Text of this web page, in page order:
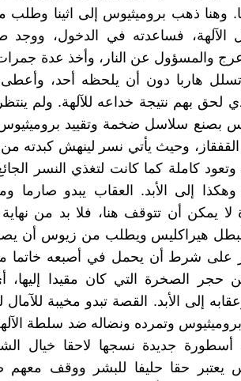
وهنا ذهب بروميثيوس إلى اثينا وطلب
الآلهة، فساعدته في الدخول،
والمسؤول عن النار، وأخذ عدة
هاربا دون أن يلحظه أحد، وأعطى
لحق بهم نتيجة خداعه للآلهة. ولم
بصنع سلاسل ضخمة وتقييد
وحيث يأتي نسر لينهش كبدته من
وتعود كاملة كما كانت لتغذي النسر
إلى الأبد. العقاب يبدو صارما
لا يمكن أن تتوقف هنا، فلا بد من
هيراكليس ويطلب من زيوس أن
على شرط أن يحمل في أصبعه خاتما
حجر الصخرة التي كان مقيدا
إلى الأبد. القصة تبدو مخيبة
وتمرده ونضاله ضد سلطة
أسطورة جديدة نسجها لاحقا خيال
يعتبر حقا حليفا للبشر ووقف معهم